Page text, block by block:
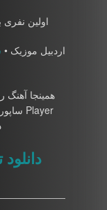
اولین نفری
اردبیل موزیک •
همینجا آهنگ